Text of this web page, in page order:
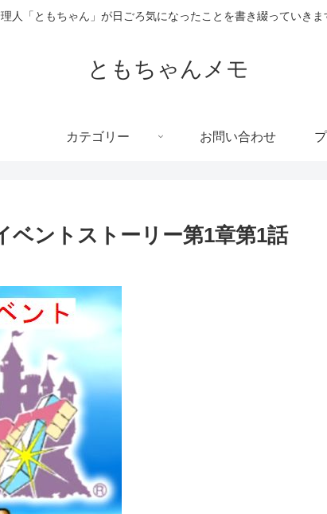
人「ともちゃん」が日ごろ気になったことを書き綴っていきま
ともちゃんメモ
カテゴリー お問い合わせ
ベントストーリー第1章第1話